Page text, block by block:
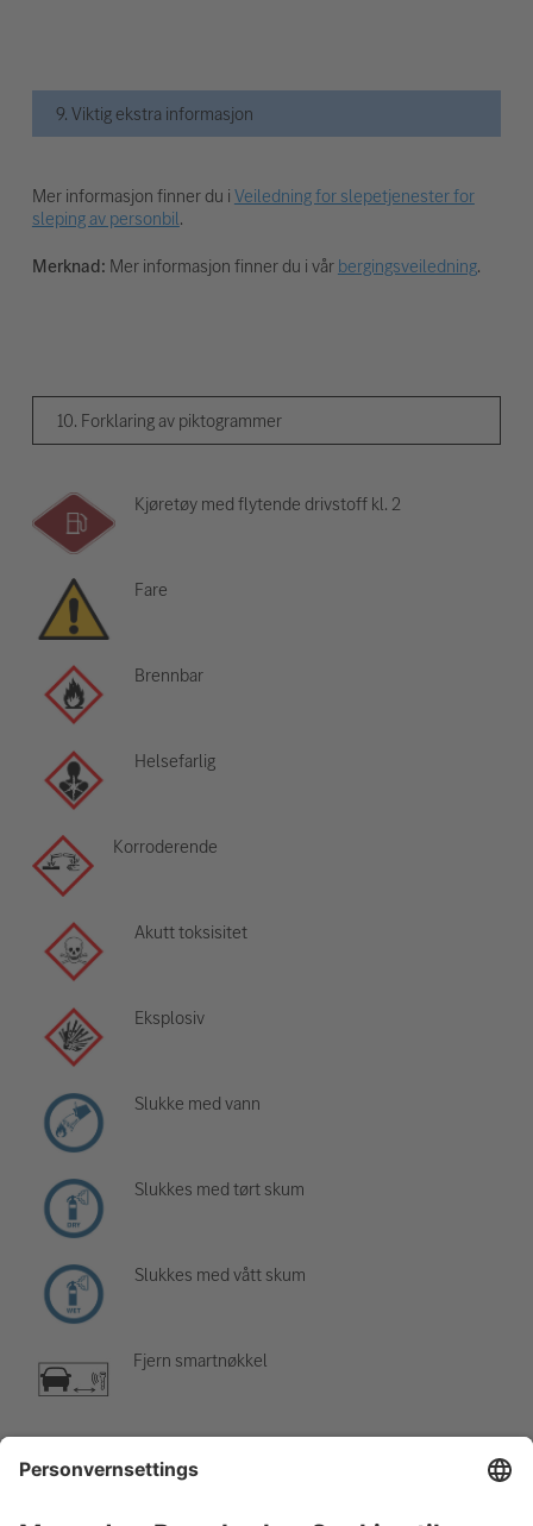
9. Viktig ekstra informasjon
Mer informasjon finner du iVeiledning for slepetjenester for
sleping av personbil.
Merknad: Mer informasjon finner du i vårbergingsveiledning.
10. Forklaring av piktogrammer
Kjøretøy med flytende drivstoff kl. 2
Fare
Brennbar
Helsefarlig
Korroderende
Akutt toksisitet
Eksplosiv
Slukke med vann
Slukkes med tørt skum
Slukkes med vått skum
Fjern smartnøkkel